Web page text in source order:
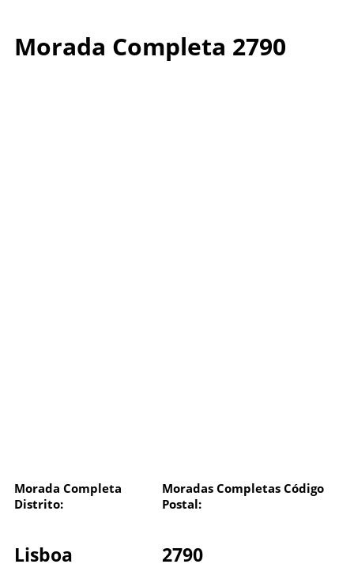
Morada Completa 2790
Morada Completa
Distrito:
Moradas Completas Código
Postal:
Lisboa 2790